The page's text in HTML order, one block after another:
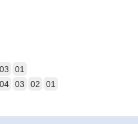
03 01
04 03 02
01